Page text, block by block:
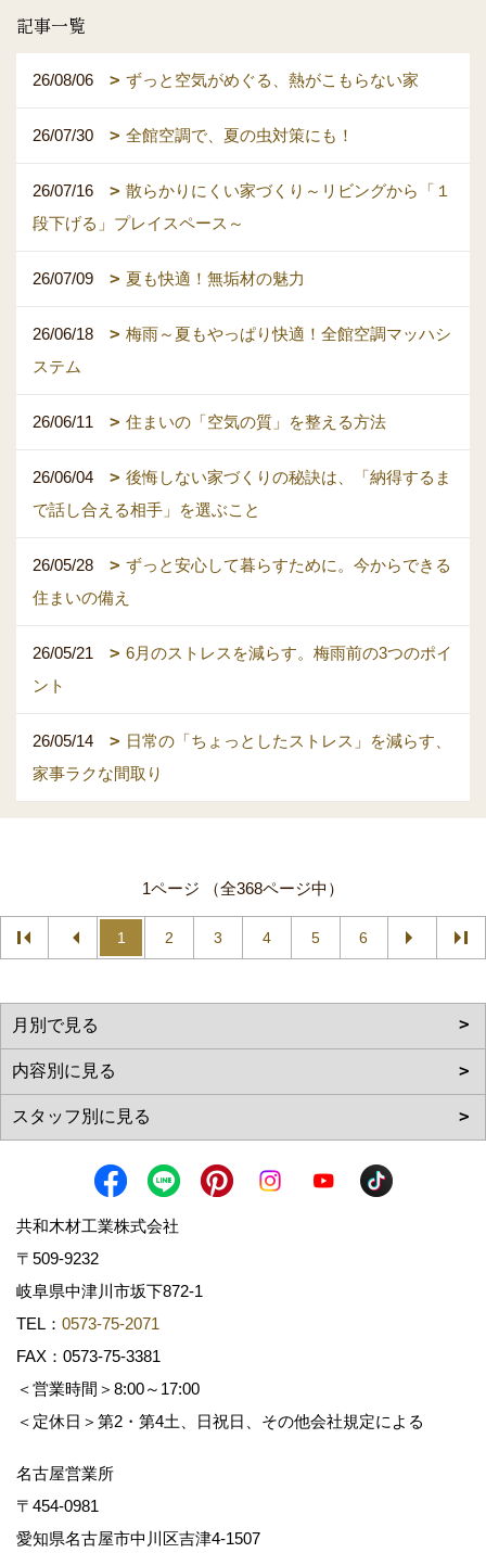
記事一覧
26/08/06 ずっと空気がめぐる、熱がこもらない家
26/07/30 全館空調で、夏の虫対策にも！
26/07/16
散らかりにくい家づくり～リビングから「１
段下げる」プレイスペース～
26/07/09 夏も快適！無垢材の魅力
26/06/18
梅雨～夏もやっぱり快適！全館空調マッハシ
ステム
26/06/11 住まいの「空気の質」を整える方法
26/06/04
後悔しない家づくりの秘訣は、「納得するま
で話し合える相手」を選ぶこと
26/05/28
ずっと安心して暮らすために。今からできる
住まいの備え
26/05/21
6月のストレスを減らす。梅雨前の3つのポイ
ント
26/05/14
日常の「ちょっとしたストレス」を減らす、
家事ラクな間取り
1ページ （全368ページ中）
1 2 3 4 5 6
共和木材工業株式会社
〒509-9232
岐阜県中津川市坂下872‐1
TEL： 0573-75-2071
FAX：0573-75-3381
＜営業時間＞8:00～17:00
＜定休日＞第2・第4土、日祝日、その他会社規定による
名古屋営業所
〒454-0981
愛知県名古屋市中川区吉津4-1507